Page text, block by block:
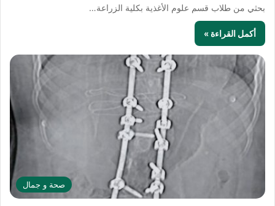
بحثي من طلاب قسم علوم الأغذية بكلية الزراعة…
أكمل القراءة »
صحة و جمال